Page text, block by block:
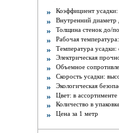
Коэффициент усадки:
Внутренний диаметр
Толщина стенок до/
Рабочая
Температура
Электрическая
Объемное
Скорость усадки:
Экологическая
Цвет: в ассортименте
Количество в
Цена за 1 метр